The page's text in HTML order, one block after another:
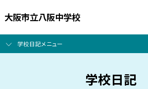
大阪市立八阪中学校
学校日記メニュー
学校日記